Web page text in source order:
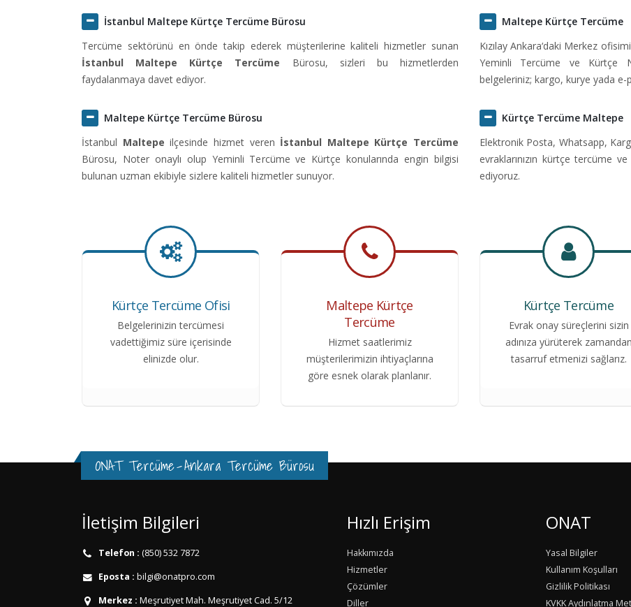
İstanbul Maltepe Kürtçe Tercüme Bürosu
Tercüme sektörünü en önde takip ederek müşterilerine kaliteli hizmetler sunan
İstanbul Maltepe Kürtçe Tercüme Bürosu, sizleri bu hizmetlerden
faydalanmaya davet ediyor.
Maltepe Kürtçe Tercüme Bürosu
İstanbul Maltepe ilçesinde hizmet veren İstanbul Maltepe Kürtçe Tercüme
Bürosu, Noter onaylı olup Yeminli Tercüme ve Kürtçe konularında engin bilgisi
bulunan uzman ekibiyle sizlere kaliteli hizmetler sunuyor.
Maltepe Kürtçe Tercüme
Kızılay Ankara‘daki Merkez
Yeminli Tercüme ve Kürtçe
belgeleriniz; kargo, kurye yada
Kürtçe Tercüme Maltepe
Elektronik Posta, Whatsapp,
evraklarınızın kürtçe tercüme
ediyoruz.
Kürtçe Tercüme Ofisi
Belgelerinizin tercümesi
vadettiğimiz süre içerisinde
elinizde olur.
Maltepe Kürtçe
Tercüme
Hizmet saatlerimiz
müşterilerimizin ihtiyaçlarına
göre esnek olarak planlanır.
Kürtçe Tercüme
Evrak onay süreçlerini sizin
adınıza yürüterek zamandan
tasarruf etmenizi sağlarız.
ONAT Tercüme-Ankara Tercüme Bürosu
İletişim Bilgileri
Telefon : (850) 532 7872
Eposta : bilgi@onatpro.com
Merkez : Meşrutiyet Mah. Meşrutiyet Cad. 5/12
Hızlı Erişim
Hakkımızda
Hizmetler
Çözümler
Diller
ONAT
Yasal Bilgiler
Kullanım Koşulları
Gizlilik Politikası
KVKK Aydınlatma